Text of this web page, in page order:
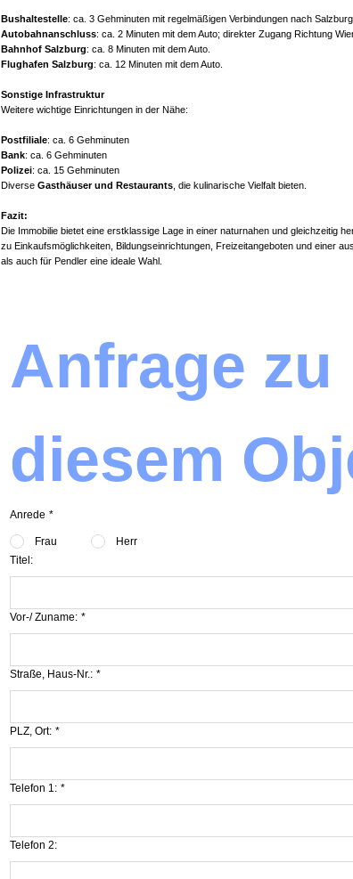
Bushaltestelle: ca. 3 Gehminuten mit regelmäßigen Verbindungen nach Salzburg.
Autobahnanschluss: ca. 2 Minuten mit dem Auto; direkter Zugang Richtung
Bahnhof Salzburg: ca. 8 Minuten mit dem Auto.
Flughafen Salzburg: ca. 12 Minuten mit dem Auto.
Sonstige Infrastruktur
Weitere wichtige Einrichtungen in der Nähe:
Postfiliale: ca. 6 Gehminuten
Bank: ca. 6 Gehminuten
Polizei: ca. 15 Gehminuten
Diverse Gasthäuser und Restaurants , die kulinarische Vielfalt bieten.
Fazit:
Die Immobilie bietet eine erstklassige Lage in einer naturnahen und gleichzeitig
zu Einkaufsmöglichkeiten, Bildungseinrichtungen, Freizeitangeboten und einer
als auch für Pendler eine ideale Wahl.
Anfrage zu
diesem
Anrede *
Frau
Herr
Titel:
Vor-/ Zuname: *
Straße, Haus-Nr.: *
PLZ, Ort: *
Telefon 1: *
Telefon 2: